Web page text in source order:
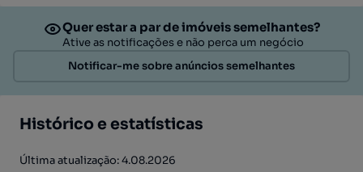
Quer estar a par de imóveis semelhantes?
Ative as notificações e não perca um negócio
Notificar-me sobre anúncios semelhantes
Histórico e estatísticas
Última atualização: 4.08.2026